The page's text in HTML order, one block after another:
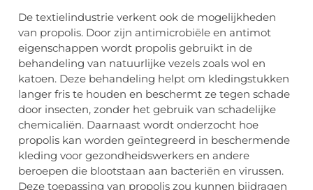
De textielindustrie verkent ook de mogelijkheden
van propolis. Door zijn antimicrobiële en antimot
eigenschappen wordt propolis gebruikt in de
behandeling van natuurlijke vezels zoals wol en
katoen. Deze behandeling helpt om kledingstukken
langer fris te houden en beschermt ze tegen schade
door insecten, zonder het gebruik van schadelijke
chemicaliën. Daarnaast wordt onderzocht hoe
propolis kan worden geïntegreerd in beschermende
kleding voor gezondheidswerkers en andere
beroepen die blootstaan aan bacteriën en virussen.
Deze toepassing van propolis zou kunnen bijdragen